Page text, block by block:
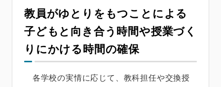
教員がゆとりをもつことによる
子どもと向き合う時間や授業づく
りにかける時間の確保
各学校の実情に応じて、教科担任や交換授